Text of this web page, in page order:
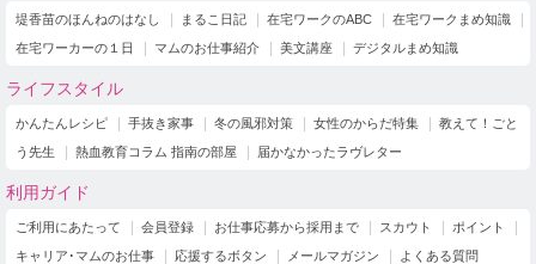
堤香苗のほんねのはなし まるこ日記 在宅ワークのABC
在宅ワークまめ知識
在宅ワーカーの１日
マムのお仕事紹介 美文講座 デジタルまめ知識
ライフスタイル
かんたんレシピ 手抜き家事 冬の風邪対策 女性のからだ特集
教えて！ごと
う先生
熱血教育コラム 指南の部屋 届かなかったラヴレター
利用ガイド
ご利用にあたって 会員登録 お仕事応募から採用まで スカウト
ポイント
キャリア･マムのお仕事
応援するボタン メールマガジン よくある質問